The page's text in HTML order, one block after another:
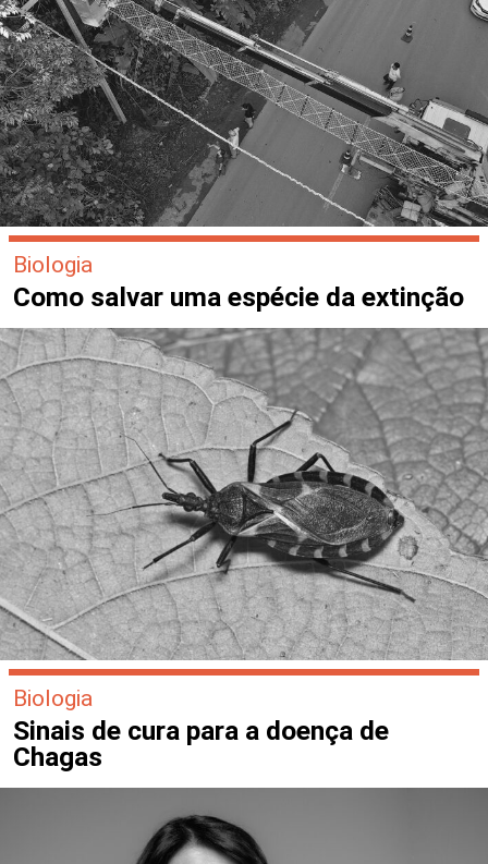
Biologia
Como salvar uma espécie da extinção
Biologia
Sinais de cura para a doença de
Chagas